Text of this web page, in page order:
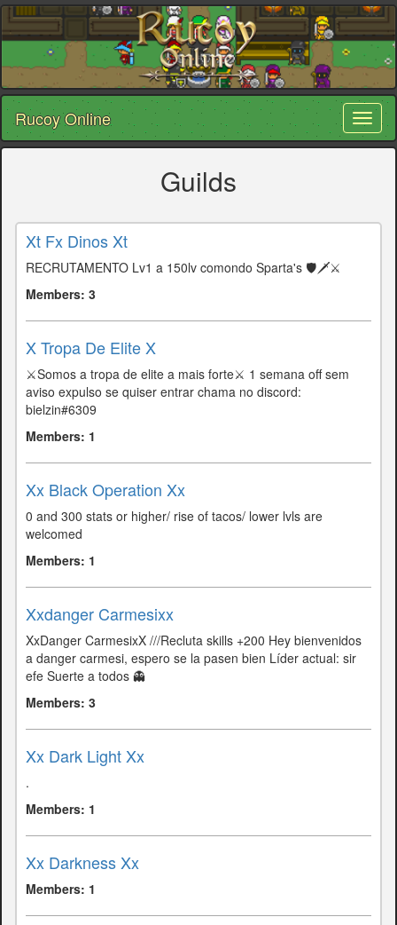
Rucoy Online
Guilds
Xt Fx Dinos Xt
RECRUTAMENTO Lv1 a 150lv comondo Sparta's 🛡️🗡️⚔️
Members: 3
X Tropa De Elite X
⚔️Somos a tropa de elite a mais forte⚔️ 1 semana off sem
aviso expulso se quiser entrar chama no discord:
bielzin#6309
Members: 1
Xx Black Operation Xx
0 and 300 stats or higher/ rise of tacos/ lower lvls are
welcomed
Members: 1
Xxdanger Carmesixx
XxDanger CarmesixX ///Recluta skills +200 Hey bienvenidos
a danger carmesi, espero se la pasen bien Líder actual: sir
efe Suerte a todos 👻
Members: 3
Xx Dark Light Xx
.
Members: 1
Xx Darkness Xx
Members: 1